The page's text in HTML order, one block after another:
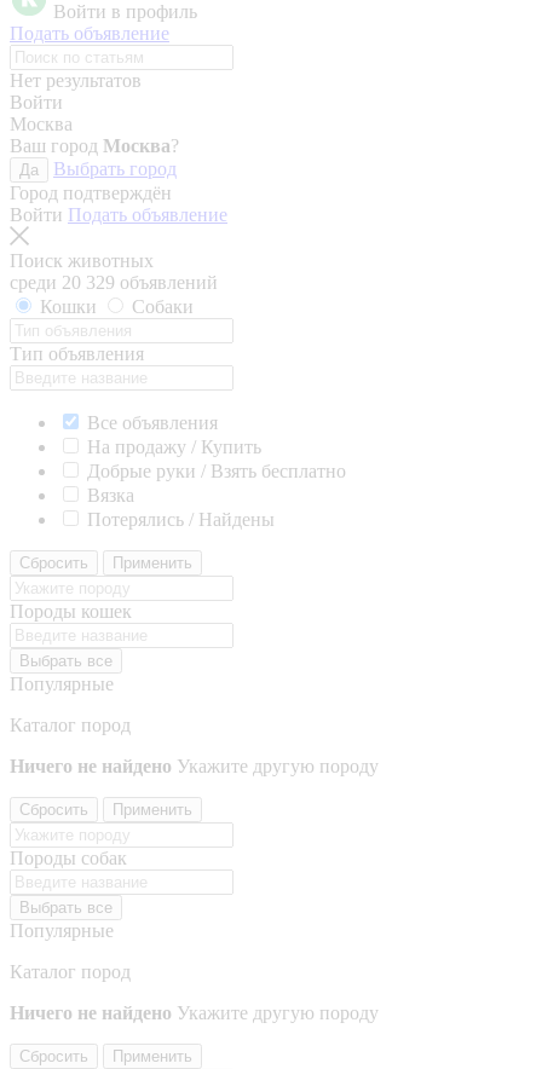
Войти в профиль
Подать объявление
Нет результатов
Войти
Москва
Ваш город Москва?
Да
Выбрать город
Город подтверждён
Войти Подать объявление
Поиск животных
среди 20 329 объявлений
Кошки
Собаки
Тип объявления
Все объявления
На продажу / Купить
Добрые руки / Взять бесплатно
Вязка
Потерялись / Найдены
Сбросить Применить
Породы кошек
Выбрать все
Популярные
Каталог пород
Ничего не найдено Укажите другую породу
Сбросить Применить
Породы собак
Выбрать все
Популярные
Каталог пород
Ничего не найдено Укажите другую породу
Сбросить Применить